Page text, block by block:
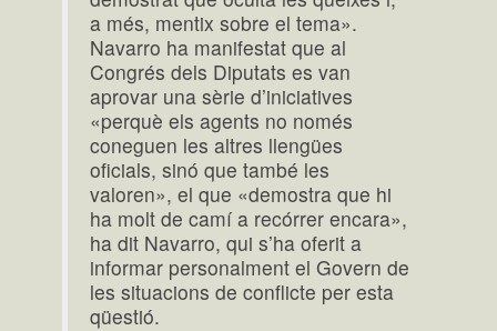
a més, mentix sobre el tema».
Navarro ha manifestat que al
Congrés dels Diputats es van
aprovar una sèrie d’iniciatives
«perquè els agents no només
coneguen les altres llengües
oficials, sinó que també les
valoren», el que «demostra que hi
ha molt de camí a recórrer encara»,
ha dit Navarro, qui s’ha oferit a
informar personalment el Govern de
les situacions de conflicte per esta
qüestió.